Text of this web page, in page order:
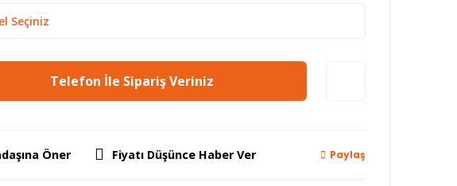
Telefon İle Sipariş Veriniz
Öner Fiyatı Düşünce Haber Ver Paylaş